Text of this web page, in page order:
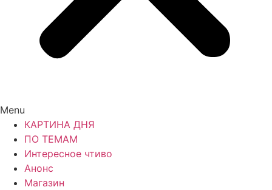
Menu
КАРТИНА ДНЯ
ПО ТЕМАМ
Интересное чтиво
Анонс
Магазин